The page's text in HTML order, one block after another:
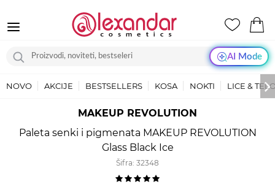
AI Mode
NOVO AKCIJE BESTSELLERS KOSA NOKTI LICE &
MAKEUP REVOLUTION
Paleta senki i pigmenata MAKEUP REVOLUTION
Glass Black Ice
Šifra: 32348